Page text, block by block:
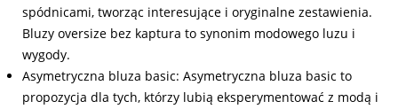
spódnicami, tworząc interesujące i oryginalne zestawienia.
Bluzy oversize bez kaptura to synonim modowego luzu i
wygody.
Asymetryczna bluza basic: Asymetryczna bluza basic to
propozycja dla tych, którzy lubią eksperymentować z modą i